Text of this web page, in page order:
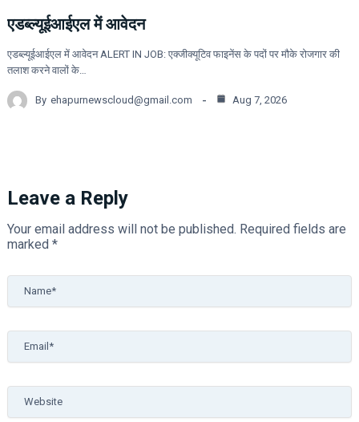
एडब्ल्यूईआईएल में आवेदन
एडब्ल्यूईआईएल में आवेदन ALERT IN JOB: एक्जीक्यूटिव फाइनेंस के पदों पर मौके रोजगार की
तलाश करने वालों के…
By ehapurnewscloud@gmail.com Aug 7, 2026
Leave a Reply
Your email address will not be published. Required fields are
marked *
Name*
Email*
Website